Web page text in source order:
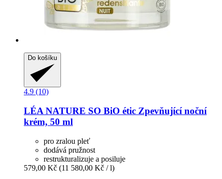
Do košíku
4.9 (10)
LÉA NATURE SO BiO étic Zpevňující noční
krém, 50 ml
pro zralou pleť
dodává pružnost
restrukturalizuje a posiluje
579,00 Kč (11 580,00 Kč / l)